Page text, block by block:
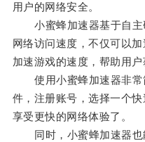
用户的网络安全。
小蜜蜂加速器基于自主
网络访问速度，不仅可以
加速游戏的速度，帮助用户
使用小蜜蜂加速器非常
件，注册账号，选择一个
享受更快的网络体验了。
同时，小蜜蜂加速器也